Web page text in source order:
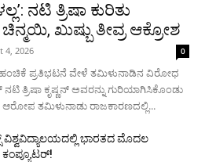
ನಟಿ ತ್ರಿಷಾ ಕುರಿತು
ಖುಷ್ಬು ತೀವ್ರ ಆಕ್ರೋಶ
4, 2026 0
ಹಂಚಿಕೆ ಪ್ರತಿಭಟನೆ ವೇಳೆ ತಮಿಳುನಾಡಿನ ವಿರೋಧ
ತ್ರಿಷಾ ಕೃಷ್ಣನ್ ಅವರನ್ನು ಗುರಿಯಾಗಿಸಿಕೊಂಡು
ಆರೋಪ ತಮಿಳುನಾಡು ರಾಜಕಾರಣದಲ್ಲಿ...
ಭಾರತದ ಮೊದಲ